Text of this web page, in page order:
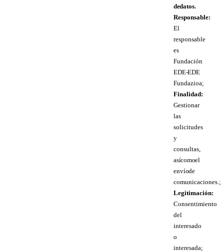
de datos.
Responsable:
El
responsable
es
Fundación
EDE- EDE
Fundazioa;
Finalidad:
Gestionar
las
solicitudes
y
consultas,
así como el
envío de
comunicaciones.;
Legitimación:
Consentimiento
del
interesado
o
interesada;